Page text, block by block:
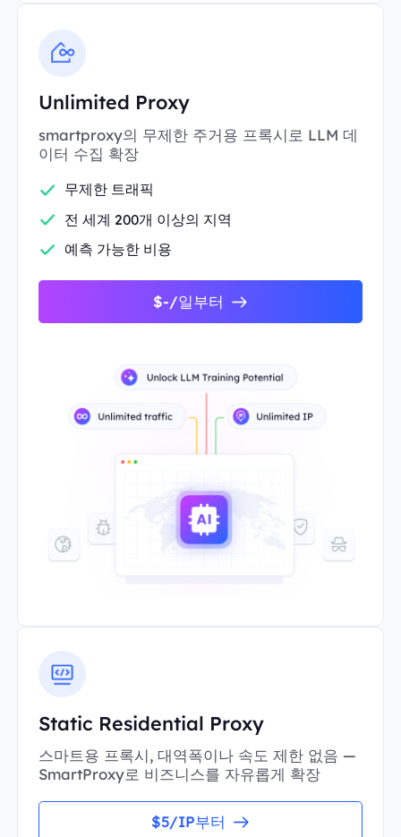
Unlimited Proxy
smartproxy의 무제한 주거용 프록시로 LLM 데
이터 수집 확장
무제한 트래픽
전 세계 200개 이상의 지역
예측 가능한 비용
$-/일부터
Static Residential Proxy
스마트용 프록시, 대역폭이나 속도 제한 없음 —
SmartProxy로 비즈니스를 자유롭게 확장
$5/IP부터